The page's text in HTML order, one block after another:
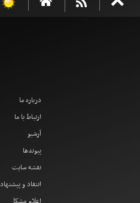
درباره ما
ارتباط با ما
آرشیو
پیوندها
نقشه سایت
انتقاد و پیشنهاد